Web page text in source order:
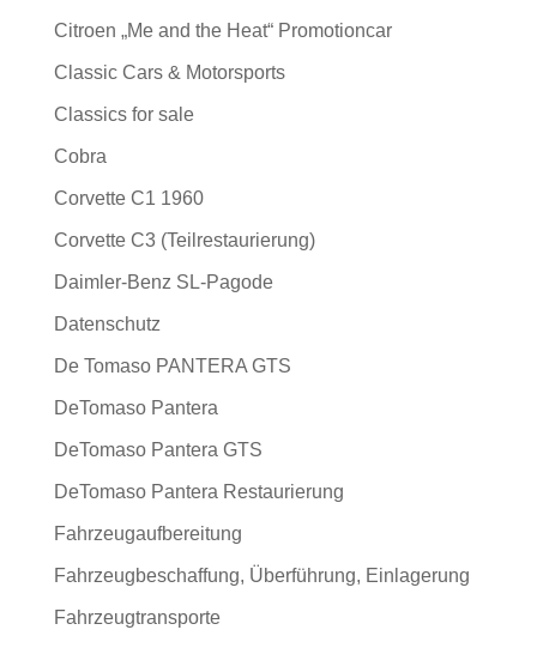
Citroen „Me and the Heat“ Promotioncar
Classic Cars & Motorsports
Classics for sale
Cobra
Corvette C1 1960
Corvette C3 (Teilrestaurierung)
Daimler-Benz SL-Pagode
Datenschutz
De Tomaso PANTERA GTS
DeTomaso Pantera
DeTomaso Pantera GTS
DeTomaso Pantera Restaurierung
Fahrzeugaufbereitung
Fahrzeugbeschaffung, Überführung, Einlagerung
Fahrzeugtransporte